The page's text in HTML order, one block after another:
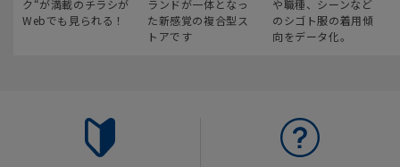
ク“が満載のチラシが
Webでも見られる！
ランドが一体となっ
た新感覚の複合型ス
トアです
や職種、シーンなど
のシゴト服の着用傾
向をデータ化。